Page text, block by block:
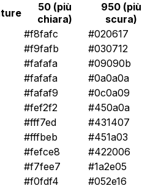
50 (più
chiara)
950 (più
scura)
#f8fafc
#020617
#f9fafb
#030712
#fafafa
#09090b
#fafafa
#0a0a0a
#fafaf9
#0c0a09
#fef2f2
#450a0a
#fff7ed
#431407
#fffbeb
#451a03
#fefce8
#422006
#f7fee7
#1a2e05
#f0fdf4
#052e16